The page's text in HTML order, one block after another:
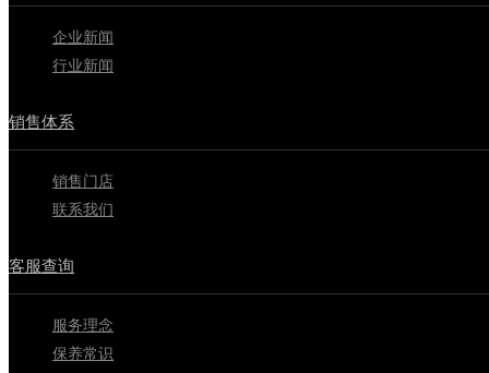
企业新闻
行业新闻
销售体系
销售门店
联系我们
客服查询
服务理念
保养常识